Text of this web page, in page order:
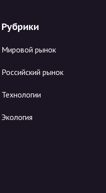
Рубрики
Мировой рынок
Российский рынок
Технологии
Экология